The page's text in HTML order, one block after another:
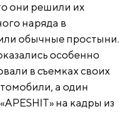
они решили их
наряда в
обычные простыни.
особенно
в съемках своих
а один
на кадры из